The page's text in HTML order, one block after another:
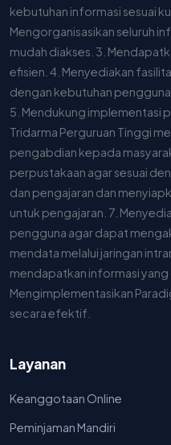
kebutuhan informasi sesuai
Mengorganisasikan seluruh
mudah diakses. 3.
efisien. 4. Menyediakan
dengan kebutuhan
5. Mendukung implementasi
Tridarma Perguruan Tinggi
pengabdian kepada
perpustakaan agar sesuai
dan pengajaran dan
untuk pengajaran. 7.
pengguna agar dapat
mendata melalui jaringan
mendapatkan informasi yang
Mengimplementasikan
secara efektif.
Layanan
Keanggotaan Online
Peminjaman Mandiri